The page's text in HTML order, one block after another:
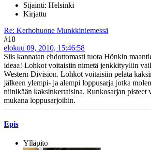
Sijainti: Helsinki
Kirjattu
Re: Kerhohuone Munkkiniemessä
#18
elokuu 09, 2010, 15:46:58
Siis kannatan ehdottomasti tuota Hönkin
ideaa! Lohkot voitaisiin nimetä jenkkityyliin
Western Division. Lohkot voitaisiin pelata
jälkeen ylempi- ja alempi loppusarja jotka
niinikään kaksinkertaisina. Runkosarjan pisteet
mukana loppusarjoihin.
Epis
Ylläpito